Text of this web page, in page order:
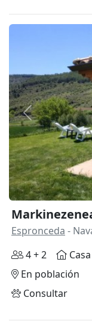
Anterior
Espronceda -
4 + 2
En población
Consultar